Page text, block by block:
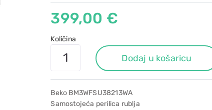
399,00 €
Količina
Dodaj u košaricu
Beko BM3WFSU38213WA
Samostojeća perilica rublja